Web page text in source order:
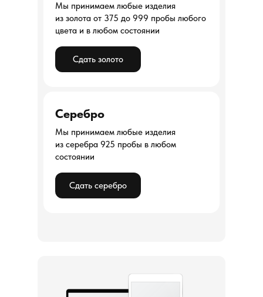
Серебро
Мы принимаем любые изделия
из серебра 925 пробы в любом
состоянии
Сдать серебро
Мы принимаем любые изделия
из золота от 375 до 999 пробы любого
цвета и в любом состоянии
Сдать золото